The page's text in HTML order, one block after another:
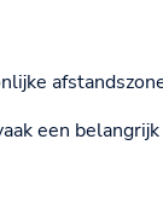
een